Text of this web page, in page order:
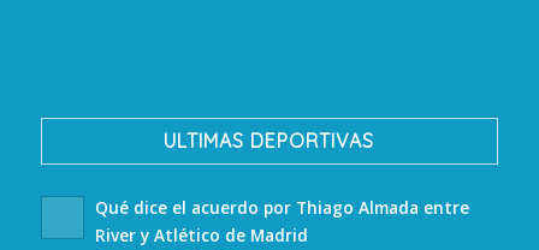
ULTIMAS DEPORTIVAS
Qué dice el acuerdo por Thiago Almada entre
River y Atlético de Madrid